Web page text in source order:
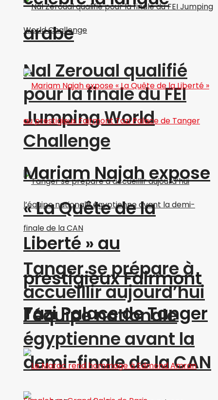
Nal Zeroual qualifié
pour la finale du FEI
Jumping World
Challenge
Tanger se prépare à
accueillir aujourd’hui
l’équipe nationale
égyptienne avant la
demi-finale de la CAN
arabe
Mariam Najah expose
« La Quête de la
Liberté » au
prestigieux Fairmont
Tazi Palace de Tanger